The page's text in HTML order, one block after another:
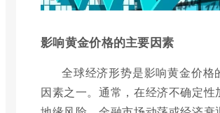
影响黄金价格的主要因素
全球经济形势是影响黄金价格
因素之一。通常，在经济不确定性